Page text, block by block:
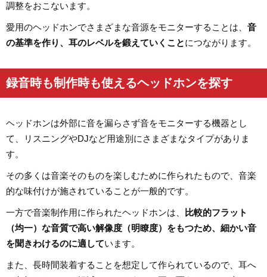
調整をおこないます。
愛用のヘッドホンでさまざまな音源をモニターすることは、 音
の基準を作り、耳のレベルを鍛えていくことにつながります。
録音時も制作時も使えるヘッドホンを探す
ヘッドホンは外部に音を漏らさず音をモニターする機器とし
て、リスニングやDJなど用途別にさまざまなタイプがありま
す。
その多くは音楽そのものを楽しむために作られたもので、音楽
的な味付けが施されていることが一般的です。
一方で音楽制作用に作られたヘッドホンは、
比較的フラット
（均一）な音質で高い解像度（明瞭度）をもつため、細かい音
を聞きわけるのに適しています。
また、長時間装着することを想定して作られているので、耳へ